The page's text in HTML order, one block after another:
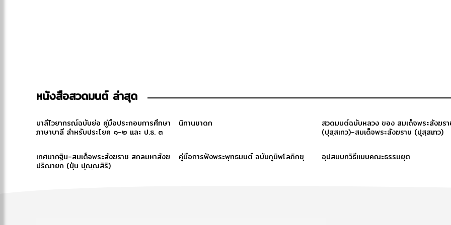
หนังสือสวดมนต์ ล่าสุด
บาลีไวยากรณ์ฉบับย่อ คู่มือประกอบการศึกษา
ภาษาบาลี สำหรับประโยค ๑-๒ และ ป.ธ. ๓
นิทานชาดก
สวดมนต์ฉบับหลวง ของ สมเด็จพระสังฆร
(ปุสฺสเทว)-สมเด็จพระสังฆราช (ปุสฺสเทว)
เทศนากฐิน-สมเด็จพระสังฆราช สกลมหาสังฆ
ปริณายก (ปุ่น ปุณฺณสิริ)
คู่มือการฟังพระพุทธมนต์ ฉบับภูมิพโลภิกขุ อุปสมบทวิธีแบบคณะธรรมยุต